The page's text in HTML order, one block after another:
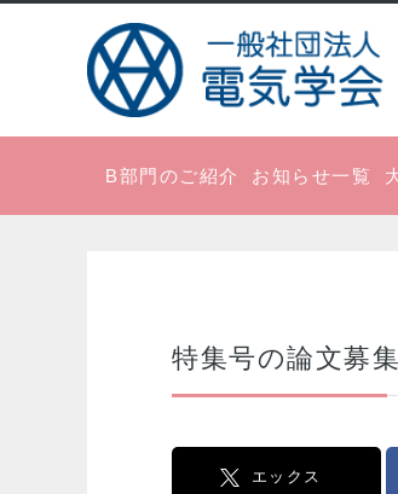
B部門のご紹介 お知らせ一覧
特集号の論文募集
エックス